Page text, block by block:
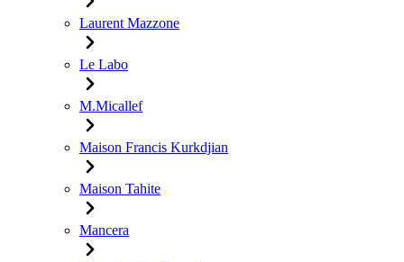
Laurent Mazzone
Le Labo
M.Micallef
Maison Francis Kurkdjian
Maison Tahite
Mancera